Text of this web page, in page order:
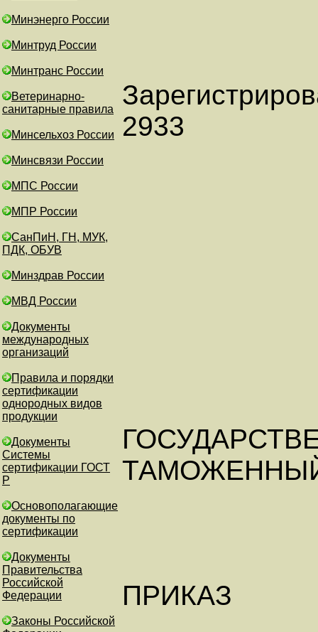
Минэнерго России
Минтруд России
Минтранс России
Ветеринарно-
санитарные правила
Минсельхоз России
Минсвязи России
МПС России
МПР России
СанПиН, ГН, МУК,
ПДК, ОБУВ
Минздрав России
МВД России
Документы
международных
организаций
Правила и порядки
сертификации
однородных видов
продукции
Документы
Системы
сертификации ГОСТ
Р
Основополагающие
документы по
сертификации
Документы
Правительства
Российской
Федерации
Законы Российской
2933
ПРИКАЗ